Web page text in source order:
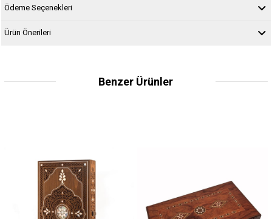
Ödeme Seçenekleri
Ürün Önerileri
Benzer Ürünler